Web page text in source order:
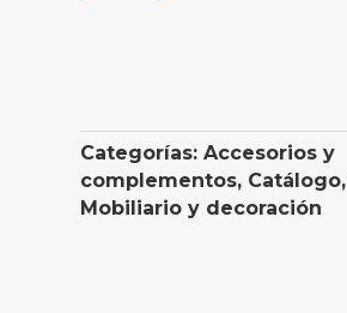
Categorías:Accesorios y
complementos, Catálogo,
Mobiliario y decoración